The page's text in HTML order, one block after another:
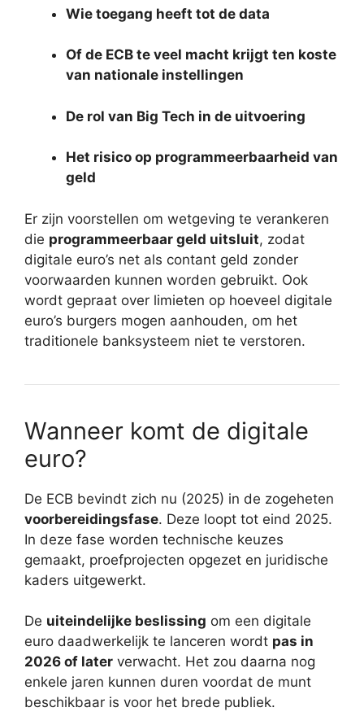
Wie toegang heeft tot de data
Of de ECB te veel macht krijgt ten koste
van nationale instellingen
De rol van Big Tech in de uitvoering
Het risico op programmeerbaarheid van
geld
Er zijn voorstellen om wetgeving te verankeren
die programmeerbaar geld uitsluit, zodat
digitale euro’s net als contant geld zonder
voorwaarden kunnen worden gebruikt. Ook
wordt gepraat over limieten op hoeveel digitale
euro’s burgers mogen aanhouden, om het
traditionele banksysteem niet te verstoren.
Wanneer komt de digitale
euro?
De ECB bevindt zich nu (2025) in de zogeheten
voorbereidingsfase. Deze loopt tot eind 2025.
In deze fase worden technische keuzes
gemaakt, proefprojecten opgezet en juridische
kaders uitgewerkt.
De uiteindelijke beslissing om een digitale
euro daadwerkelijk te lanceren wordt pas in
2026 of later verwacht. Het zou daarna nog
enkele jaren kunnen duren voordat de munt
beschikbaar is voor het brede publiek.